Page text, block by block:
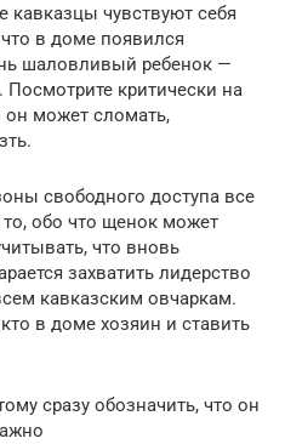
кавказцы чувствуют себя
в доме появился
шаловливый ребенок —
. Посмотрите критически на
он может сломать,
свободного доступа все
обо что щенок может
что вновь
захватить лидерство
кавказским овчаркам.
в доме хозяин и ставить
сразу обозначить, что он